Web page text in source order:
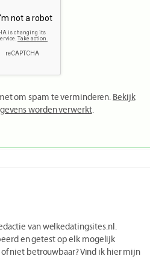
om spam te verminderen. Bekijk
worden verwerkt.
van welkedatingsites.nl.
en getest op elk mogelijk
niet betrouwbaar? Vind ik hier mijn